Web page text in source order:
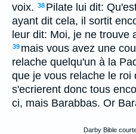
voix. 38 Pilate lui dit:
ayant dit cela, il sortit
leur dit: Moi, je ne trouve
39 mais vous avez une
relache quelqu'un à la
que je vous relache le roi
s'ecrierent donc tous
ci, mais Barabbas. Or
Darby Bible